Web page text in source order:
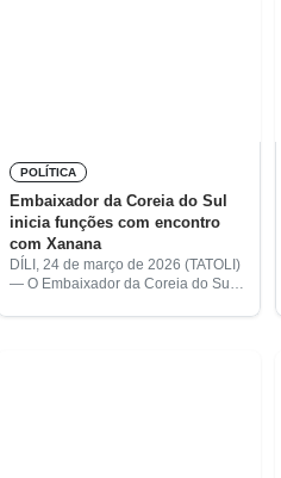
POLÍTICA
Embaixador da Coreia do Sul
inicia funções com encontro
com Xanana
DÍLI, 24 de março de 2026 (TATOLI)
— O Embaixador da Coreia do Sul